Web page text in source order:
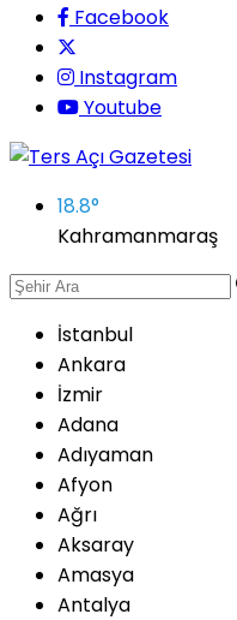
Facebook
Instagram
Youtube
18.8°
Kahramanmaraş
İstanbul
Ankara
İzmir
Adana
Adıyaman
Afyon
Ağrı
Aksaray
Amasya
Antalya